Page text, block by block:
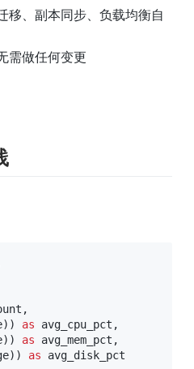
移、副本同步、负载均衡自
需做任何变更
,
) ) as avg_cpu_pct ,
) ) as avg_mem_pct ,
) ) as